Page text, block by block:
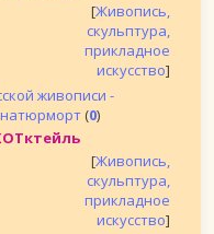
[Живопись,
скульптура,
прикладное
искусство]
живописи -
(0)
[Живопись,
скульптура,
прикладное
искусство]